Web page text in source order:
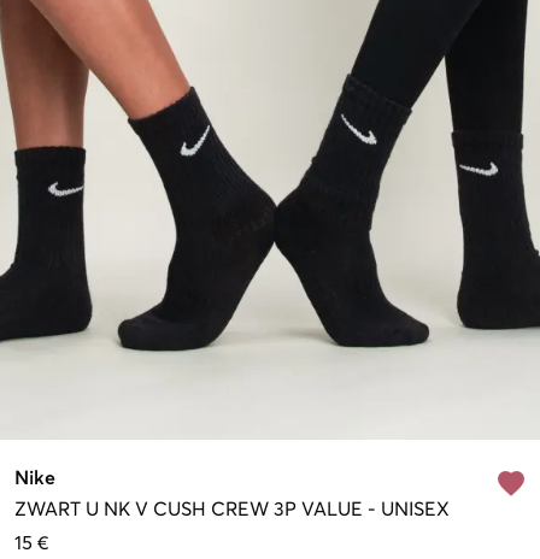
Nike
ZWART U NK V CUSH CREW 3P VALUE - UNISEX
15 €